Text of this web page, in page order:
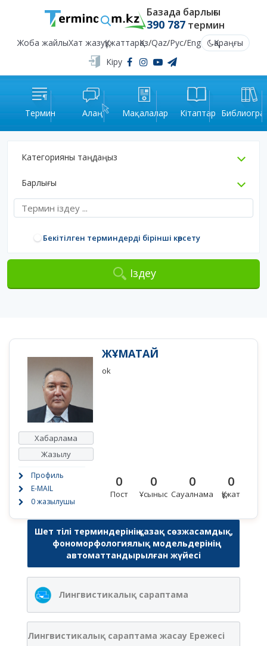
Базада барлығы
390 787термин
Жоба жайлыХат жазуҚұжаттарҚаз/Qaz/Рус/Eng
Қараңғы
Кіру
Термин Алаң Мақалалар Кітаптар
Категорияны таңдаңыз
Барлығы
Бекітілген терминдерді бірінші көрсету
Іздеу
Хабарлама
Жазылу
Профиль
E-MAIL
0 жазылушы
ЖҰМАТАЙ
ok
0
Пост
0
Ұсыныс
0
Сауалнама
0
Құжат
Шет тілі терминдерінің қазақ сөзжасамдық,
фономорфологиялық модельдерінің
автоматтандырылған жүйесі
Лингвистикалық сараптама
Лингвистикалық сараптама жасау Ережесі